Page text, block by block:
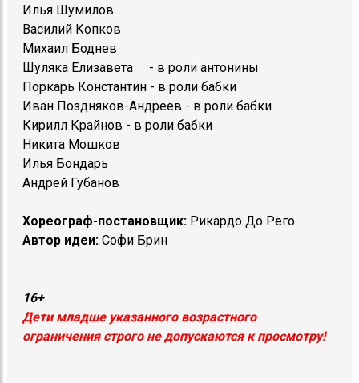
Илья Шумилов
Василий Копков
Михаил Боднев
Шуляка Елизавета - в роли антонины
Поркарь Константин - в роли бабки
Иван Поздняков-Андреев - в роли бабки
Кирилл Крайнов - в роли бабки
Никита Мошков
Илья Бондарь
Андрей Губанов
Хореограф-постановщик: Рикардо До Рего
Автор идеи: Софи Брин
16+
Дети младше указанного возрастного
ограничения строго не допускаются к просмотру!